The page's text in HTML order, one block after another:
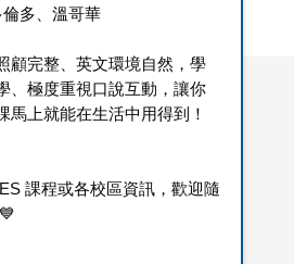
倫多、溫哥華
顧完整、英文環境自然，學
、極度重視口說互動，讓你
馬上就能在生活中用得到！
課程或各校區資訊，歡迎隨